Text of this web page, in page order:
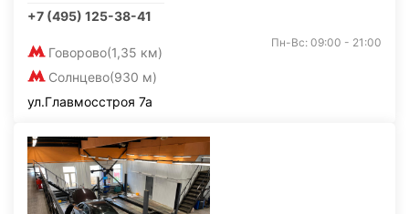
+7 (495) 125-38-41
Говорово(1,35 км)
Солнцево(930 м)
Пн-Вс: 09:00 - 21:00
ул.Главмосстроя 7а